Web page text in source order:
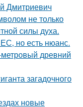
Дмитриевич
не только
силы духа.
но есть нюанс.
древний
загадочного
новые